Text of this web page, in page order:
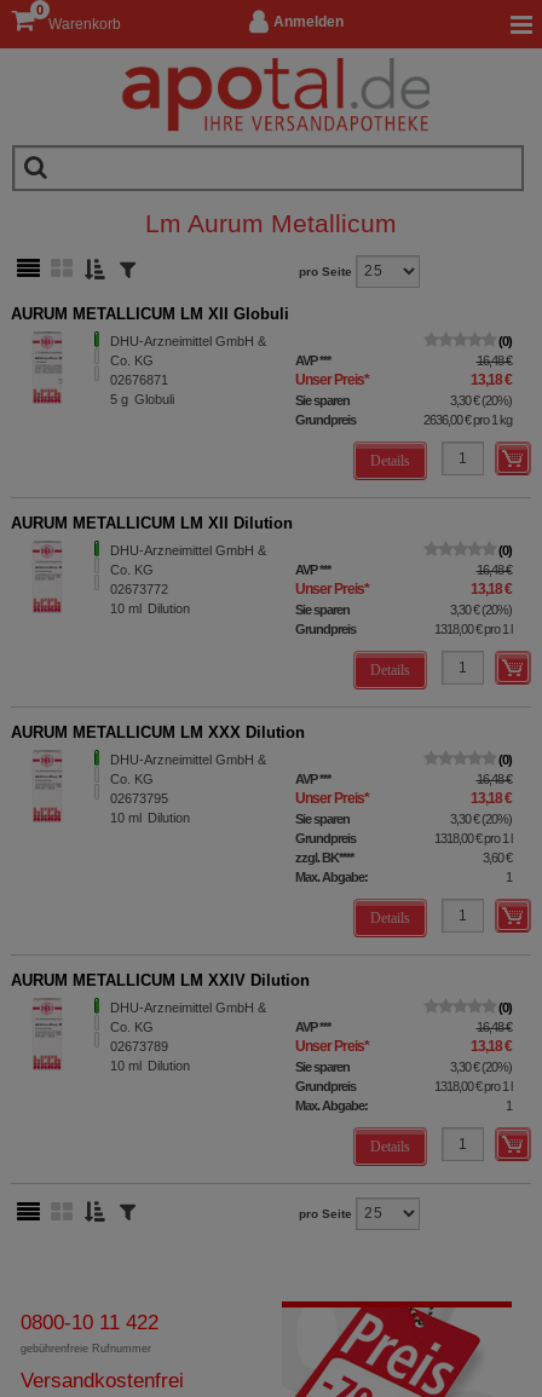
Anmelden
Warenkorb
0
Lm Aurum Metallicum
pro Seite
AURUM METALLICUM LM XII Globuli
DHU-Arzneimittel GmbH &
Co. KG
02676871
5 g Globuli
0
AVP*** 16,48 €
Unser Preis* 13,18 €
Sie sparen 3,30 €(20%)
Grundpreis
2636,00 €pro 1 kg
Details
AURUM METALLICUM LM XII Dilution
DHU-Arzneimittel GmbH &
Co. KG
02673772
10 ml Dilution
0
AVP*** 16,48 €
Unser Preis* 13,18 €
Sie sparen 3,30 €(20%)
Grundpreis
1318,00 €pro 1 l
Details
AURUM METALLICUM LM XXX Dilution
DHU-Arzneimittel GmbH &
Co. KG
02673795
10 ml Dilution
0
AVP*** 16,48 €
Unser Preis* 13,18 €
Sie sparen 3,30 €(20%)
Grundpreis
1318,00 €pro 1 l
zzgl. BK****
3,60 €
Max. Abgabe:
1
Details
AURUM METALLICUM LM XXIV Dilution
DHU-Arzneimittel GmbH &
Co. KG
02673789
10 ml Dilution
0
AVP*** 16,48 €
Unser Preis* 13,18 €
Sie sparen 3,30 €(20%)
Grundpreis
1318,00 €pro 1 l
Max. Abgabe:
1
Details
pro Seite
0800-10 11 422
gebührenfreie Rufnummer
Versandkostenfrei